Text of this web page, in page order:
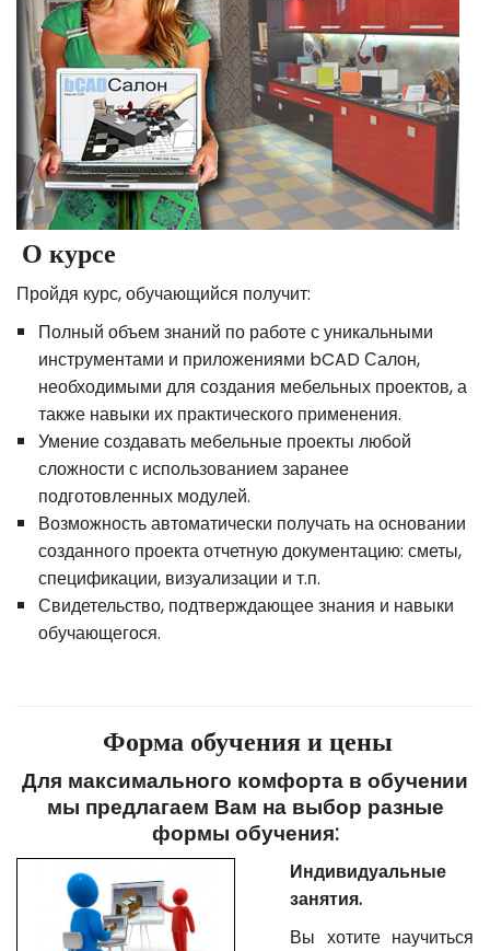
О курсе
Пройдя курс, обучающийся получит:
Полный объем знаний по работе с уникальными
инструментами и приложениями bCAD Салон,
необходимыми для создания мебельных проектов, а
также навыки их практического применения.
Умение создавать мебельные проекты любой
сложности с использованием заранее
подготовленных модулей.
Возможность автоматически получать на основании
созданного проекта отчетную документацию: сметы,
спецификации, визуализации и т.п.
Свидетельство, подтверждающее знания и навыки
обучающегося.
Форма обучения и цены
Для максимального комфорта в обучении
мы предлагаем Вам на выбор разные
формы обучения:
Индивидуальные
занятия.
Вы хотите научиться